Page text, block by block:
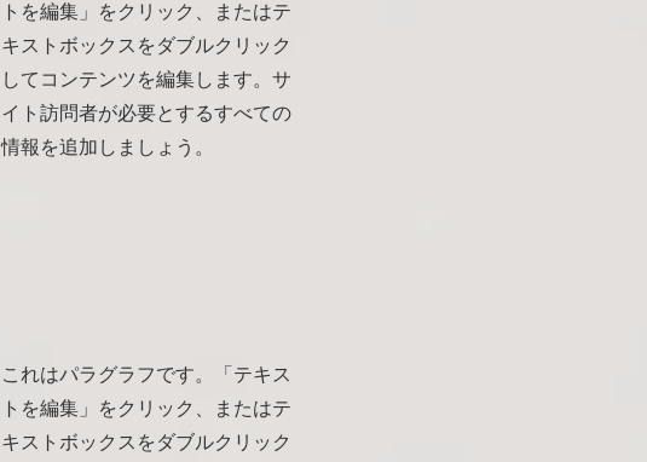
トを編集」をクリック、またはテ
キストボックスをダブルクリック
してコンテンツを編集します。サ
イト訪問者が必要とするすべての
情報を追加しましょう。
これはパラグラフです。「テキス
トを編集」をクリック、またはテ
キストボックスをダブルクリック